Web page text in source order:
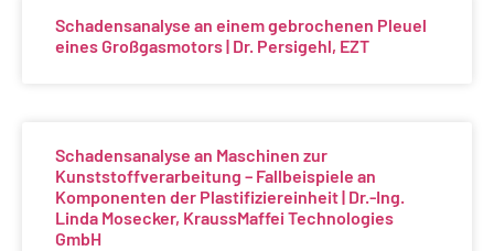
Schadensanalyse an einem gebrochenen Pleuel
eines Großgasmotors | Dr. Persigehl, EZT
Schadensanalyse an Maschinen zur
Kunststoffverarbeitung – Fallbeispiele an
Komponenten der Plastifiziereinheit | Dr.-Ing.
Linda Mosecker, KraussMaffei Technologies
GmbH